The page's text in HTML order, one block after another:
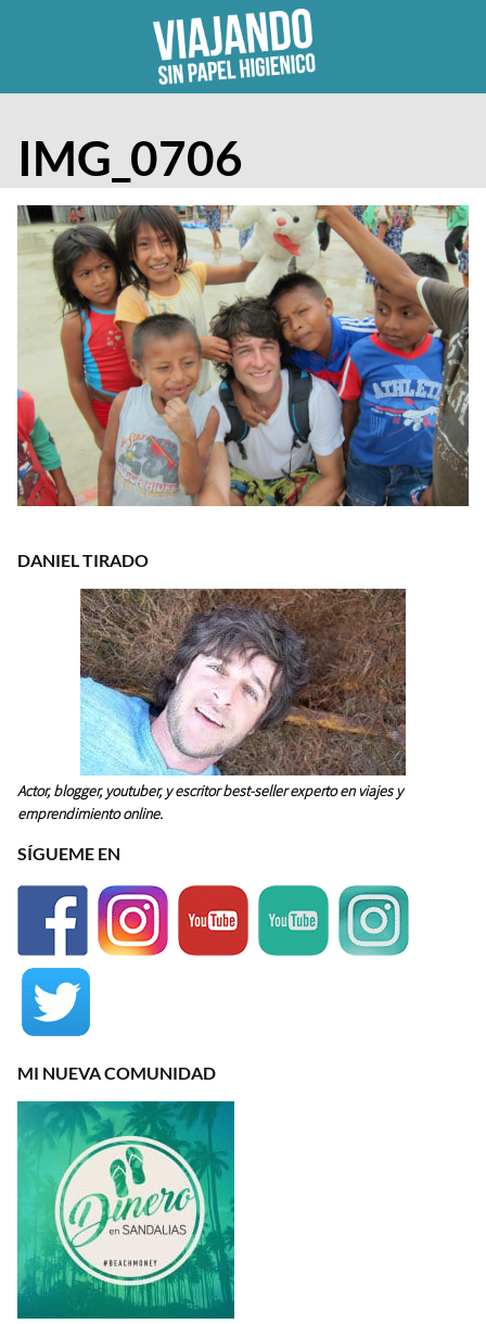
IMG_0706
DANIEL TIRADO
Actor, blogger, youtuber, y escritor best-seller experto en viajes y
emprendimiento online.
SÍGUEME EN
MI NUEVA COMUNIDAD